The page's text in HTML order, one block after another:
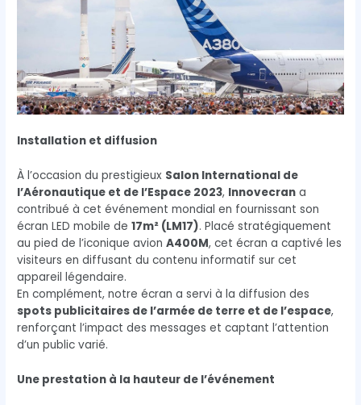
Installation et diffusion
À l’occasion du prestigieux Salon International de
l’Aéronautique et de l’Espace 2023, Innovecran a
contribué à cet événement mondial en fournissant son
écran LED mobile de17m² (LM17). Placé stratégiquement
au pied de l’iconique avionA400M, cet écran a captivé les
visiteurs en diffusant du contenu informatif sur cet
appareil légendaire.
En complément, notre écran a servi à la diffusion des
spots publicitaires de l’armée de terre et de l’espace,
renforçant l’impact des messages et captant l’attention
d’un public varié.
Une prestation à la hauteur de l’événement